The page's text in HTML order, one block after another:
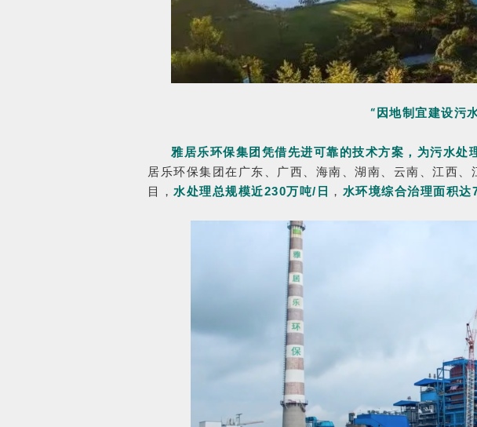
“因地制宜建设污
雅居乐环保集团凭借先进可靠的技术方案，为污水处
居乐环保集团在广东、广西、海南、湖南、云南、江西
目， 水处理总规模近230万吨/日 ， 水环境综合治理面积达